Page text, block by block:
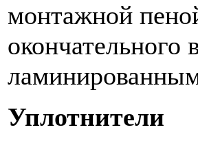
монтажной
окончательного
Уплотнители